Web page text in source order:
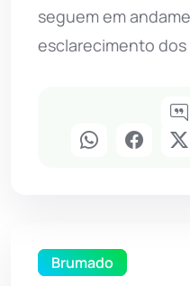
seguem em
esclarecimento dos
Brumado